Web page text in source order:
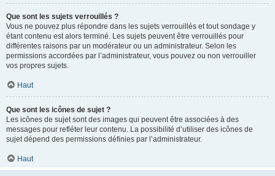
Que sont les sujets verrouillés ?
Vous ne pouvez plus répondre dans les sujets verrouillés et tout sondage y
étant contenu est alors terminé. Les sujets peuvent être verrouillés pour
différentes raisons par un modérateur ou un administrateur. Selon les
permissions accordées par l’administrateur, vous pouvez ou non verrouiller
vos propres sujets.
Haut
Que sont les icônes de sujet ?
Les icônes de sujet sont des images qui peuvent être associées à des
messages pour refléter leur contenu. La possibilité d’utiliser des icônes de
sujet dépend des permissions définies par l’administrateur.
Haut